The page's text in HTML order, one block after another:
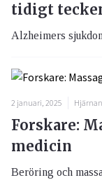
tidigt
Alzheimers
2 januari, 2025
Forskare:
medicin
Beröring och